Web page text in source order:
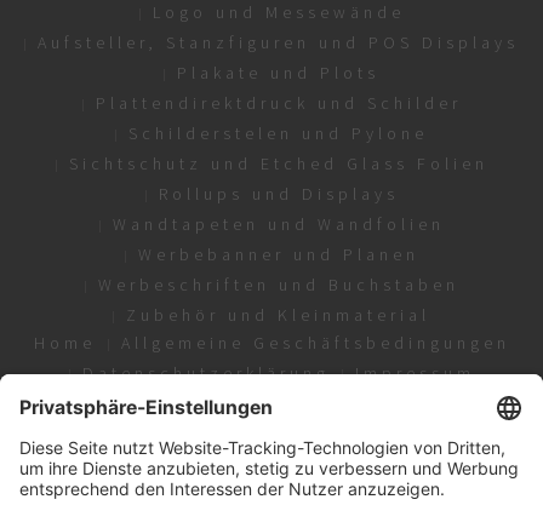
Logo und Messewände
Aufsteller, Stanzfiguren und POS Displays
Plakate und Plots
Plattendirektdruck und Schilder
Schilderstelen und Pylone
Sichtschutz und Etched Glass Folien
Rollups und Displays
Wandtapeten und Wandfolien
Werbebanner und Planen
Werbeschriften und Buchstaben
Zubehör und Kleinmaterial
Home
Allgemeine Geschäftsbedingungen
Datenschutzerklärung
Impressum
Copyright © 2024 brandeo group | Alle Rechte
Geschäftsbedingungen.